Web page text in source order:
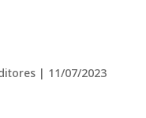
| 11/07/2023